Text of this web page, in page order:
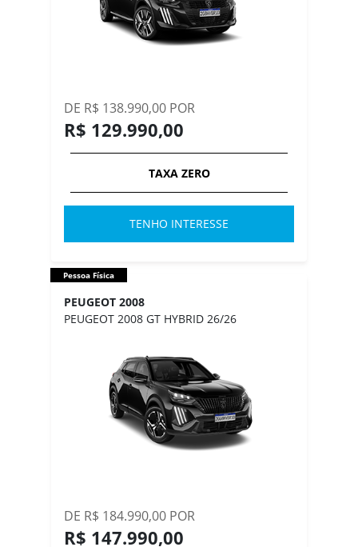
DE R$ 138.990,00 POR
R$ 129.990,00
TAXA ZERO
TENHO INTERESSE
PEUGEOT 2008
PEUGEOT 2008 GT HYBRID 26/26
DE R$ 184.990,00 POR
R$ 147.990,00
Pessoa Física